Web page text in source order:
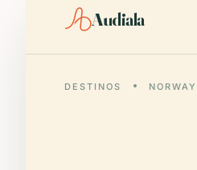
Audiala
DESTINOS NORWAY